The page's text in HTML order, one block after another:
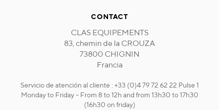
CONTACT
CLAS EQUIPEMENTS
83, chemin de la CROUZA
73800 CHIGNIN
Francia
Servicio de atención al cliente : +33 (0)4 79 72 62 22 Pulse 1
Monday to Friday - From 8 to 12h and from 13h30 to 17h30
(16h30 on friday)